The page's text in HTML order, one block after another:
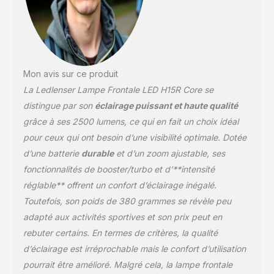
couplage facile une large
gamme d'accessoires
Mon avis sur ce produit
La Ledlenser Lampe Frontale LED H15R Core se
distingue par son éclairage puissant et haute qualité
grâce à ses 2500 lumens, ce qui en fait un choix idéal
pour ceux qui ont besoin d’une visibilité optimale. Dotée
d’une batterie durableet d’un zoom ajustable, ses
fonctionnalités de booster/turbo et d’**intensité
réglable** offrent un confort d’éclairage inégalé.
Toutefois, son poids de 380 grammes se révèle peu
adapté aux activités sportives et son prix peut en
rebuter certains. En termes de critères, la qualité
d’éclairage est irréprochable mais le confort d’utilisation
pourrait être amélioré. Malgré cela, la lampe frontale